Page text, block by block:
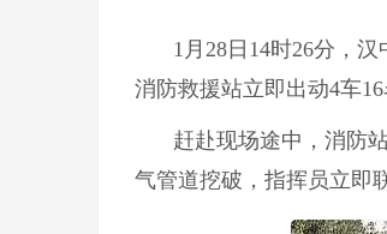
1月28日14时26分，
消防救援站立即出动4车16
赶赴现场途中，消防
气管道挖破，指挥员立即